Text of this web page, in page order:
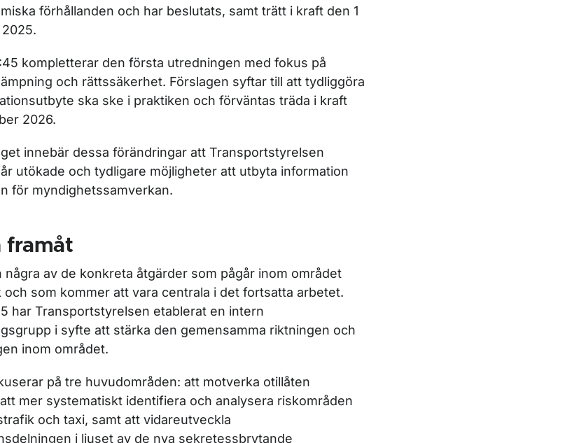
förhållanden och har beslutats, samt trätt i kraft den 1
kompletterar den första utredningen med fokus på
och rättssäkerhet. Förslagen syftar till att tydliggöra
ska ske i praktiken och förväntas träda i kraft
2026.
innebär dessa förändringar att Transportstyrelsen
utökade och tydligare möjligheter att utbyta information
för myndighetssamverkan.
framåt
några av de konkreta åtgärder som pågår inom området
som kommer att vara centrala i det fortsatta arbetet.
har Transportstyrelsen etablerat en intern
i syfte att stärka den gemensamma riktningen och
inom området.
på tre huvudområden: att motverka otillåten
mer systematiskt identifiera och analysera riskområden
och taxi, samt att vidareutveckla
i ljuset av de nya sekretessbrytande